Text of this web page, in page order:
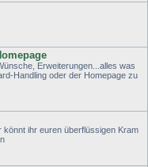
Erweiterungen...alles was
Handling oder der Homepage zu
ihr euren überflüssigen Kram